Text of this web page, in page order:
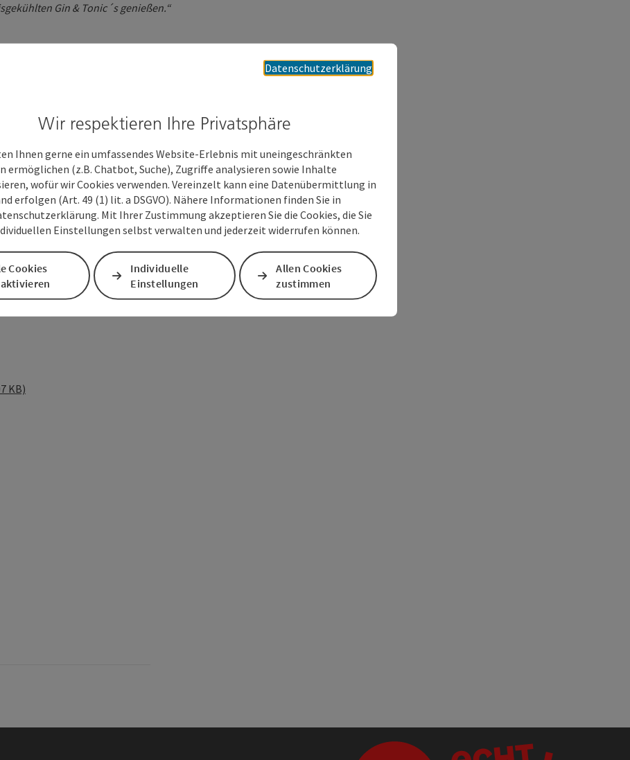
Gin & Tonic´s genießen.“
Marketing & Touristik GmbH
(Leiter WKO-Wels), Daniela Wokatsch
Wels), Landeshauptmann-Stellvertreter Dr.
MBA ( GF Wels Marketing & Touristik
(Stadt Wels), Bürgermeister Dr. Andreas
KB)
Datenschutzerklärung
Wir respektieren Ihre Privatsphäre
Ihnen gerne ein umfassendes Website-Erlebnis mit uneingeschränkten
ermöglichen (z.B. Chatbot, Suche), Zugriffe analysieren sowie Inhalte
wofür wir Cookies verwenden. Vereinzelt kann eine Datenübermittlung in
erfolgen (Art. 49 (1) lit. a DSGVO). Nähere Informationen finden Sie in
Mit Ihrer Zustimmung akzeptieren Sie die Cookies, die Sie
Einstellungen selbst verwalten und jederzeit widerrufen können.
Cookies
Individuelle
Einstellungen
Allen Cookies
zustimmen